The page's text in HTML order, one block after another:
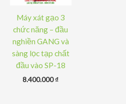
Máy xát gạo 3
chức năng – đầu
nghiền GANG và
sàng lọc tạp chất
đầu vào SP-18
8.400.000₫